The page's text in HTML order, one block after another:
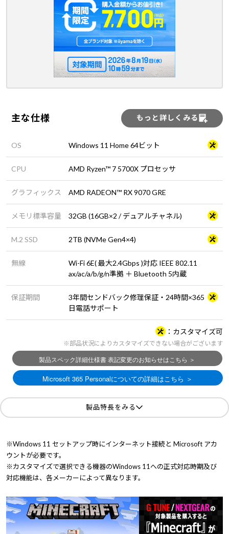
主な仕様 もっと詳しくみる
OS Windows 11 Home 64ビット
CPU AMD Ryzen™ 7 5700X プロセッサ
グラフィックス AMD RADEON™ RX 9070 GRE
メモリ標準容量 32GB (16GB×2 / デュアルチャネル)
M.2 SSD 2TB (NVMe Gen4×4)
無線
Wi-Fi 6E( 最大2.4Gbps )対応 IEEE 802.11
ax/ac/a/b/g/n準拠 ＋ Bluetooth 5内蔵
保証期間
3年間センドバック修理保証・24時間×365
日電話サポート
カスタマイズ可
※部品状況によりカスタマイズできない場合がございます
製品特長をみる
※Windows 11 セットアップ時にインターネット接続と Microsoft アカ
ウントが必要です。
※カスタマイズで選択できる機器のWindows 11への正式対応時期及び
対応機能は、各メーカーによって異なります。